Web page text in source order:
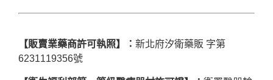
【販賣業藥商許可執照】： 新北府汐衛藥販 字第
6231119356號